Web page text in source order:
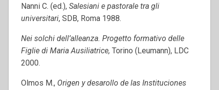
Nanni C. (ed.), Salesiani e pastorale tra gli
universitari, SDB, Roma 1988.
Nei solchi dell’alleanza. Progetto formativo delle
Figlie di Maria Ausiliatrice, Torino (Leumann), LDC
2000.
Olmos M., Origen y desarollo de las Instituciones